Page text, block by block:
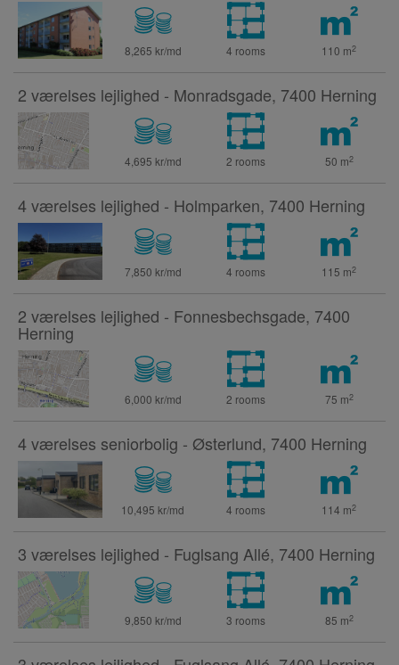
8,265 kr/md 4 rooms 110 m2
2 værelses lejlighed - Monradsgade, 7400 Herning
4,695 kr/md 2 rooms 50 m2
4 værelses lejlighed - Holmparken, 7400 Herning
7,850 kr/md 4 rooms 115 m2
2 værelses lejlighed - Fonnesbechsgade, 7400
Herning
6,000 kr/md 2 rooms 75 m2
4 værelses seniorbolig - Østerlund, 7400 Herning
10,495 kr/md 4 rooms 114 m2
3 værelses lejlighed - Fuglsang Allé, 7400 Herning
9,850 kr/md 3 rooms 85 m2